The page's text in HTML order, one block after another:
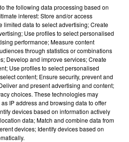
ouVince Diagnostic
embarquée à Bachant,
dès 7h30 et fermera ses
de même, par exemple,
de toute la Sambre-
qui ouvriront leurs portes,
les fermeront à compter de
the following data processing based on
interest: Store and/or access
limited data to select advertising; Create
Use profiles to select personalised
performance; Measure content
through statistics or combinations
Develop and improve services; Create
Use profiles to select personalised
content; Ensure security, prevent and
and present advertising and content;
choices. These technologies may
IP address and browsing data to offer
devices based on information actively
data; Match and combine data from
devices; Identify devices based on